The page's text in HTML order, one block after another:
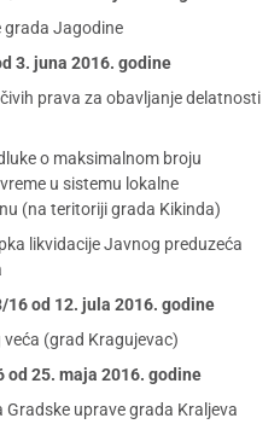
grada Jagodine
3. juna 2016. godine
prava za obavljanje delatnosti
o maksimalnom broju
u sistemu lokalne
(na teritoriji grada Kikinda)
likvidacije Javnog preduzeća
16 od 12. jula 2016. godine
(grad Kragujevac)
od 25. maja 2016. godine
uprave grada Kraljeva